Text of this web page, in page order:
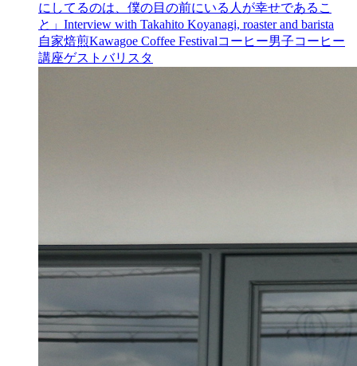
にしてるのは、僕の目の前にいる人が幸せであるこ
と」Interview with Takahito Koyanagi, roaster and barista
自家焙煎Kawagoe Coffee Festivalコーヒー男子コーヒー
講座ゲストバリスタ